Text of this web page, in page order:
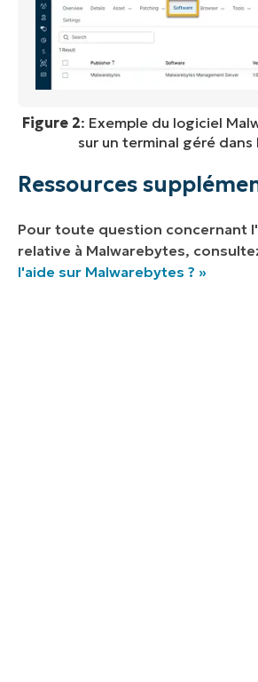
Figure 2: Exemple du logiciel
sur un terminal géré dans
Ressources
Pour toute question concernant
relative à Malwarebytes,
l'aide sur Malwarebytes ? »